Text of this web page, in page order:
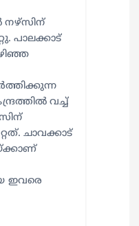
നഴ്സിന്
പാലക്കാട്
വച്ച്
ചാവക്കാട്
ഇവരെ